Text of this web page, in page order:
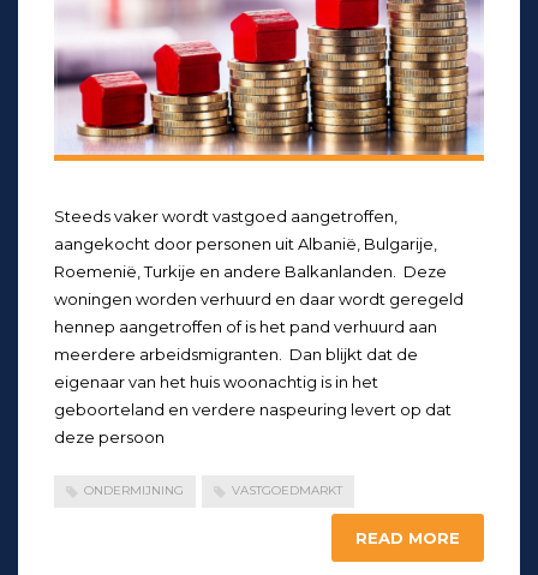
Steeds vaker wordt vastgoed aangetroffen,
aangekocht door personen uit Albanië, Bulgarije,
Roemenië, Turkije en andere Balkanlanden. Deze
woningen worden verhuurd en daar wordt geregeld
hennep aangetroffen of is het pand verhuurd aan
meerdere arbeidsmigranten. Dan blijkt dat de
eigenaar van het huis woonachtig is in het
geboorteland en verdere naspeuring levert op dat
deze persoon
ONDERMIJNING VASTGOEDMARKT
READ MORE